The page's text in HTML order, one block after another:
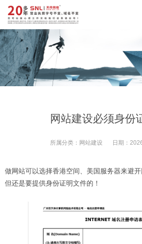
网站建设必须身份
所属分类： 网站建设 日期：
做网站可以选择香港空间、美国服务器来避开
但还是要提供身份证明文件的！